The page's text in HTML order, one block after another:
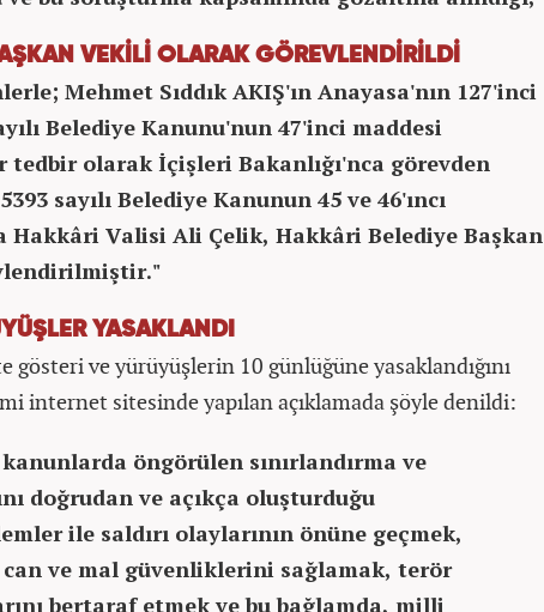
VEKİLİ OLARAK GÖREVLENDİRİLDİ
Mehmet Sıddık AKIŞ'ın Anayasa'nın 127'inci
Belediye Kanunu'nun 47'inci maddesi
tedbir olarak İçişleri Bakanlığı'nca görevden
sayılı Belediye Kanunun 45 ve 46'ıncı
Hakkâri Valisi Ali Çelik, Hakkâri Belediye Başkan
YASAKLANDI
gösteri ve yürüyüşlerin 10 günlüğüne yasaklandığını
internet sitesinde yapılan açıklamada şöyle denildi:
öngörülen sınırlandırma ve
doğrudan ve açıkça oluşturduğu
ile saldırı olaylarının önüne geçmek,
can ve mal güvenliklerini sağlamak, terör
bertaraf etmek ve bu bağlamda, milli